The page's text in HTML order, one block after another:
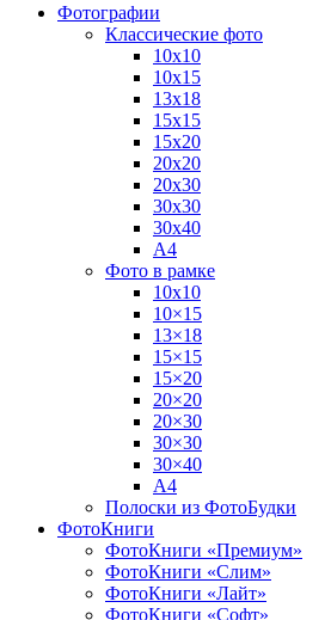
Фотографии
Классические фото
10х10
10х15
13х18
15х15
15х20
20х20
20х30
30х30
30х40
А4
Фото в рамке
10х10
10×15
13×18
15×15
15×20
20×20
20×30
30×30
30×40
A4
Полоски из ФотоБудки
ФотоКниги
ФотоКниги «Премиум»
ФотоКниги «Слим»
ФотоКниги «Лайт»
ФотоКниги «Софт»